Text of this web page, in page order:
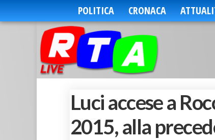
POLITICA CRONACA
Luci accese a
2015, alla